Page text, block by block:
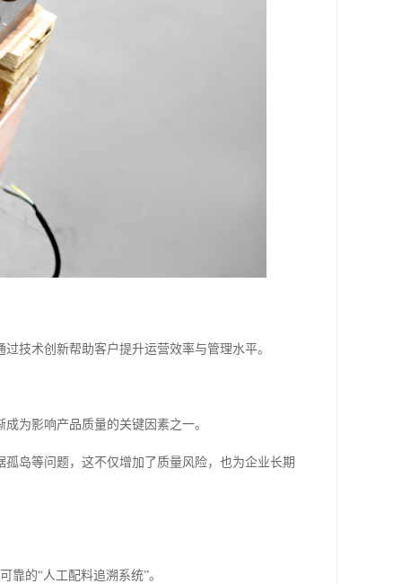
技术创新帮助客户提升运营效率与管理水平。
为影响产品质量的关键因素之一。
岛等问题，这不仅增加了质量风险，也为企业长期
的“人工配料追溯系统”。